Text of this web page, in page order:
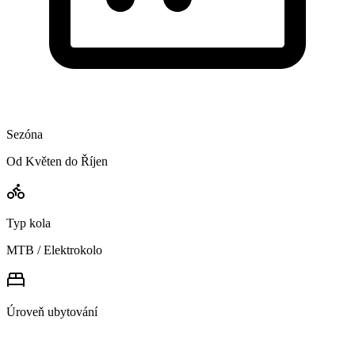
Sezóna
Od Květen do Říjen
Typ kola
MTB / Elektrokolo
Úroveň ubytování